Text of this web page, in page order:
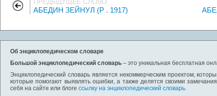
АБЕДИН ЗЕЙНУЛ (Р . 1917)
Об энциклопедическом словаре
Большой энциклопедический словарь – это уникальная бесплатная
Энциклопедический словарь является некоммерческим проектом,
которые помогают выявлять ошибки, а также делятся своими
себя на сайте или блоге ссылку на энциклопедический словарь.